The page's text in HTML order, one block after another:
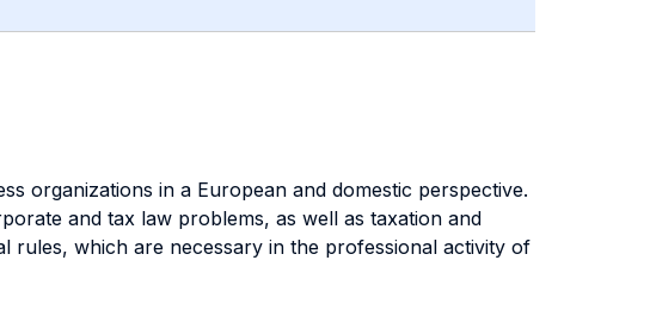
organizations in a European and domestic perspective.
and tax law problems, as well as taxation and
rules, which are necessary in the professional activity of